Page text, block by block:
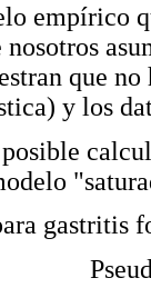
empírico
que
y los
gastritis